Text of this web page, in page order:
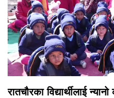
रातचौरका विद्यार्थीलाई